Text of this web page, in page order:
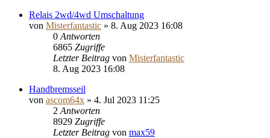
Relais 2wd/4wd Umschaltung
von Misterfantastic » 8. Aug 2023 16:08
0 Antworten
6865 Zugriffe
Letzter Beitrag von Misterfantastic
8. Aug 2023 16:08
Handbremsseil
von ascom64x » 4. Jul 2023 11:25
2 Antworten
8929 Zugriffe
Letzter Beitrag von max59